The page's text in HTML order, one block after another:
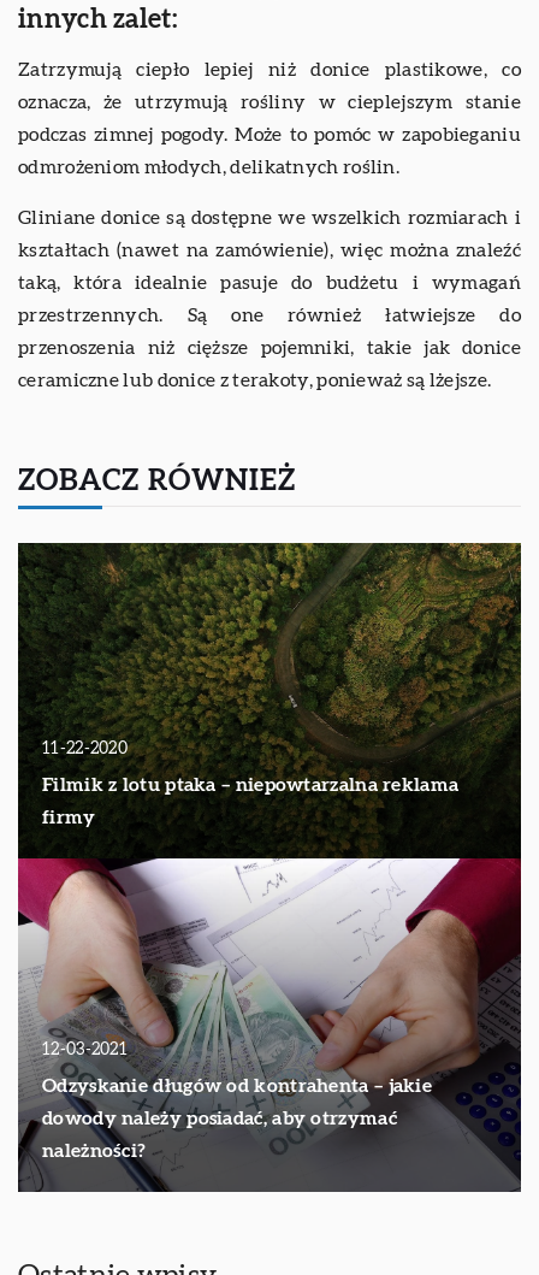
innych zalet:
Zatrzymują ciepło lepiej niż donice plastikowe, co
oznacza, że utrzymują rośliny w cieplejszym stanie
podczas zimnej pogody. Może to pomóc w zapobieganiu
odmrożeniom młodych, delikatnych roślin.
Gliniane donice są dostępne we wszelkich rozmiarach i
kształtach (nawet na zamówienie), więc można znaleźć
taką, która idealnie pasuje do budżetu i wymagań
przestrzennych. Są one również łatwiejsze do
przenoszenia niż cięższe pojemniki, takie jak donice
ceramiczne lub donice z terakoty, ponieważ są lżejsze.
ZOBACZ RÓWNIEŻ
11-22-2020
Filmik z lotu ptaka – niepowtarzalna reklama
firmy
12-03-2021
Odzyskanie długów od kontrahenta – jakie
dowody należy posiadać, aby otrzymać
należności?